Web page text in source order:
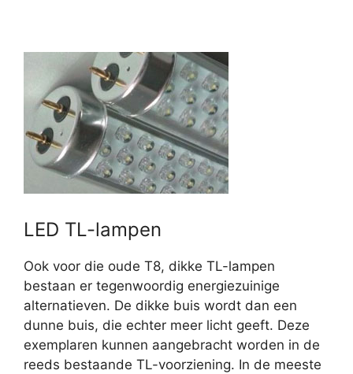
LED TL-lampen
Ook voor die oude T8, dikke TL-lampen
bestaan er tegenwoordig energiezuinige
alternatieven. De dikke buis wordt dan een
dunne buis, die echter meer licht geeft. Deze
exemplaren kunnen aangebracht worden in de
reeds bestaande TL-voorziening. In de meeste